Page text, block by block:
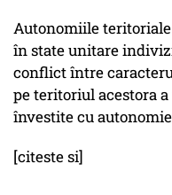
Autonomiile
în state unitare
conflict între
pe teritoriul acestora
învestite cu
[citeste si]